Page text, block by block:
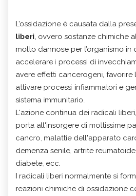
L’ossidazione è causata dalla
liberi, ovvero sostanze chimiche
molto dannose per l’organismo
accelerare i processi di
avere effetti cancerogeni, favorire
attivare processi infiammatori e
sistema immunitario.
L'azione continua dei radicali
porta all'insorgere di moltissime
cancro, malattie dell'apparato
demenza senile, artrite
diabete, ecc.
I radicali liberi normalmente si
reazioni chimiche di ossidazione